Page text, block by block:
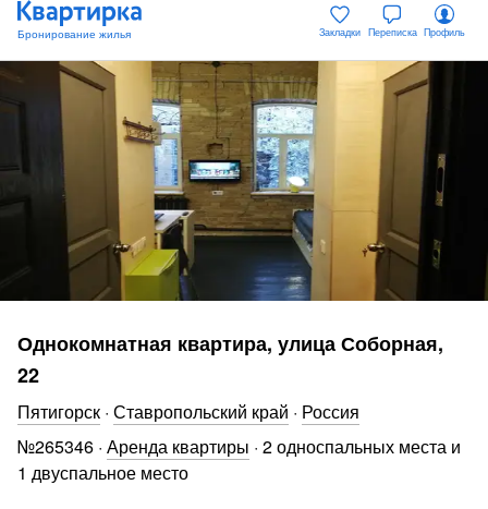
Закладки Переписка Профиль
Однокомнатная квартира, улица Соборная,
22
Пятигорск · Ставропольский край · Россия
№265346 · Аренда квартиры · 2 односпальных места и
1 двуспальное место